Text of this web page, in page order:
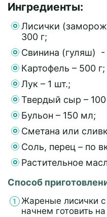
Ингредиенты:
Лисички
300 г;
Свинина (гуляш) -
Картофель – 500 г;
Лук – 1 шт.;
Твердый сыр – 100
Бульон – 150 мл;
Сметана или
Соль, перец – по
Растительное
Способ
Жареные лисички с
начнем готовить